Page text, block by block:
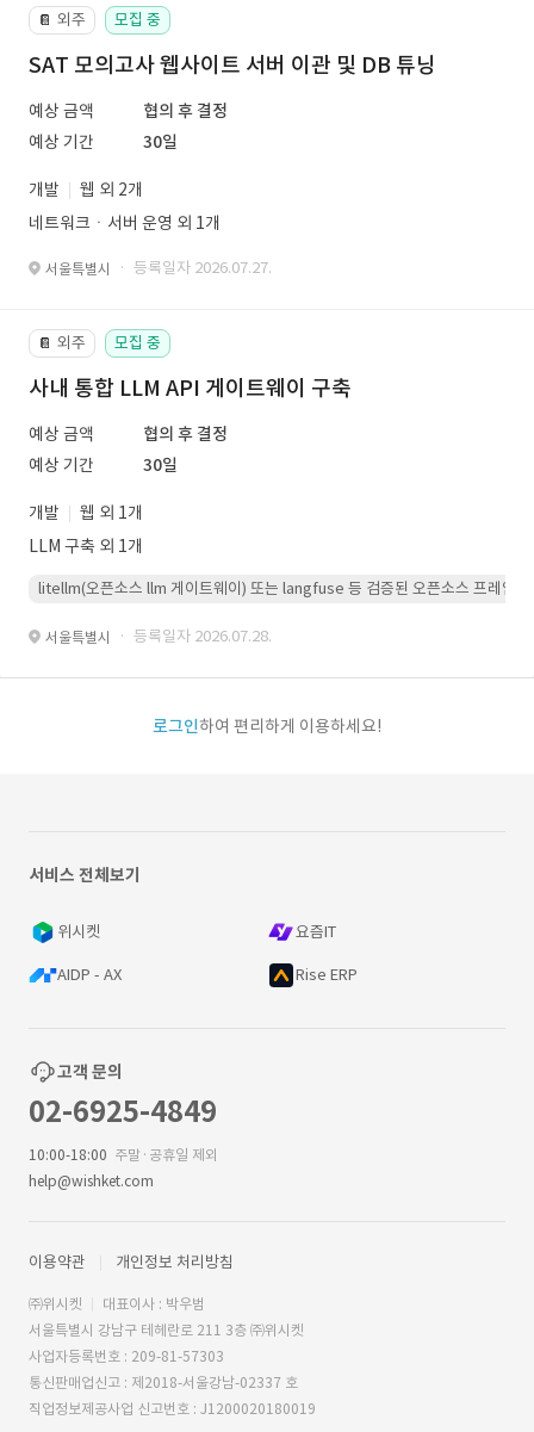
📔 외주 모집 중
SAT 모의고사 웹사이트 서버 이관 및 DB 튜닝
예상 금액
협의 후 결정
예상 기간
30일
개발
웹 외 2개
네트워크ㆍ서버 운영 외 1개
서울특별시 · 등록일자 2026.07.27.
📔 외주 모집 중
사내 통합 LLM API 게이트웨이 구축
예상 금액
협의 후 결정
예상 기간
30일
개발
웹 외 1개
LLM 구축 외 1개
litellm(오픈소스 llm 게이트웨이) 또는 langfuse 등 검증된 오픈소스 프레임워
서울특별시 · 등록일자 2026.07.28.
로그인하여 편리하게 이용하세요!
서비스 전체보기
위시켓 요즘IT
AIDP - AX Rise ERP
고객 문의
02-6925-4849
10:00-18:00 주말·공휴일 제외
help@wishket.com
이용약관 개인정보 처리방침
㈜위시켓
대표이사 : 박우범
서울특별시 강남구 테헤란로 211 3층 ㈜위시켓
사업자등록번호 : 209-81-57303
통신판매업신고 : 제2018-서울강남-02337 호
직업정보제공사업 신고번호 : J1200020180019